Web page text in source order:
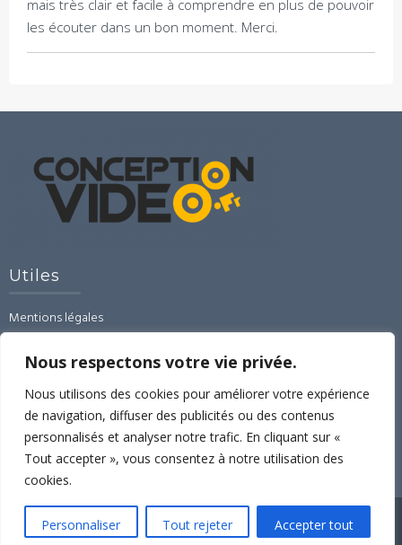
Nous respectons votre vie privée.
Nous utilisons des cookies pour améliorer votre expérience
de navigation, diffuser des publicités ou des contenus
personnalisés et analyser notre trafic. En cliquant sur «
Tout accepter », vous consentez à notre utilisation des
cookies.
Personnaliser Tout rejeter Accepter tout
mais très clair et facile à comprendre en plus de pouvoir
les écouter dans un bon moment. Merci.
Utiles
Mentions légales
CGU-CGV-RGPD
Contact
Espace formations
Formation montage vidéo avec Imovie sous Apple.
Réalisé par WordPress|Thème :Trusted par UXL Themes